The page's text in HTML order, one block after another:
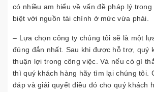
có nhiều am hiểu về vấn đề pháp lý
biệt với nguồn tài chính ở mức vừa phải.
– Lựa chọn công ty chúng tôi sẽ là một
đúng đắn nhất. Sau khi được hỗ trợ, quý
thuận lợi trong công việc. Và nếu có gì
thì quý khách hàng hãy tìm lại chúng tôi.
đáp và giải quyết điều đó cho quý khách